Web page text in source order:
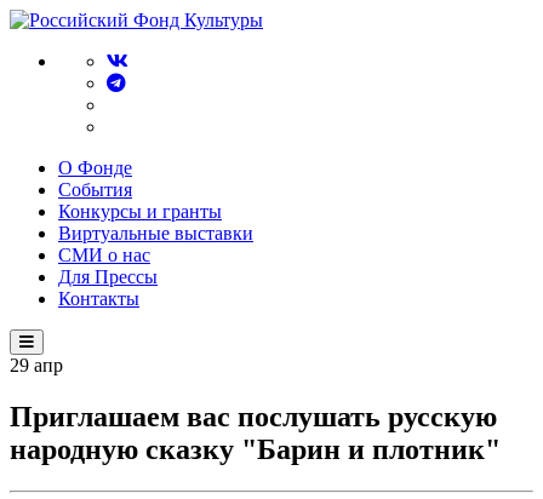
О Фонде
События
Конкурсы и гранты
Виртуальные выставки
СМИ о нас
Для Прессы
Контакты
29 апр
Приглашаем вас послушать русскую
народную сказку "Барин и плотник"